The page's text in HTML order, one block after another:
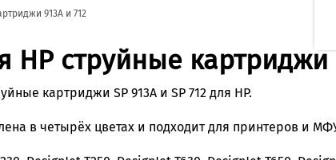
913A и 712
HP струйные картриджи
картриджи SP 913A и SP 712 для HP.
в четырёх цветах и подходит для принтеров и